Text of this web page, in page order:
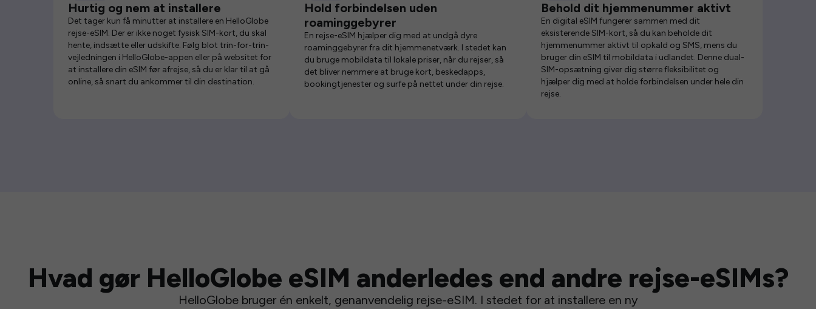
Hurtig og nem at installere
Det tager kun få minutter at installere en HelloGlobe
rejse-eSIM. Der er ikke noget fysisk SIM-kort, du skal
hente, indsætte eller udskifte. Følg blot trin-for-trin-
vejledningen i HelloGlobe-appen eller på websitet for
at installere din eSIM før afrejse, så du er klar til at gå
online, så snart du ankommer til din destination.
Hold forbindelsen uden
roaminggebyrer
En rejse-eSIM hjælper dig med at undgå dyre
roaminggebyrer fra dit hjemmenetværk. I stedet kan
du bruge mobildata til lokale priser, når du rejser, så
det bliver nemmere at bruge kort, beskedapps,
bookingtjenester og surfe på nettet under din rejse.
Behold dit hjemmenummer aktivt
En digital eSIM fungerer sammen med dit
eksisterende SIM-kort, så du kan beholde dit
hjemmenummer aktivt til opkald og SMS, mens du
bruger din eSIM til mobildata i udlandet. Denne dual-
SIM-opsætning giver dig større fleksibilitet og
hjælper dig med at holde forbindelsen under hele din
rejse.
Hvad gør HelloGlobe eSIM anderledes end andre rejse-eSIMs?
HelloGlobe bruger én enkelt, genanvendelig rejse-eSIM. I stedet for at installere en ny